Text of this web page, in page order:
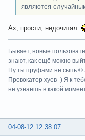
являются
Ах, прости, недочитал
Бывает, новые
знают, как ещё можно
Ну ты пруфами не сыпь ©
Провокатор хуев -) Я к
не узнаешь в какой
04-08-12 12:38:07